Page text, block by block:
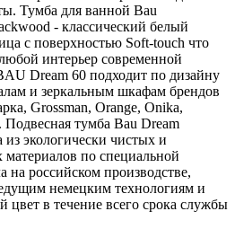
Тумба для ванной Bau
- классический белый
с поверхностью Soft-touch что
интерьер современной
Dream 60 подходит по дизайну
и зеркальным шкафам брендов
Grossman, Orange, Onika,
тумба Bau Dream
экологически чистых и
по специальной
на российском производстве,
немецким технологиям и
цвет в течение всего срока службы